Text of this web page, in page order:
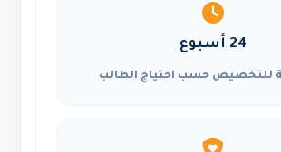
24 أسبوع
للتخصيص حسب احتياج الطالب